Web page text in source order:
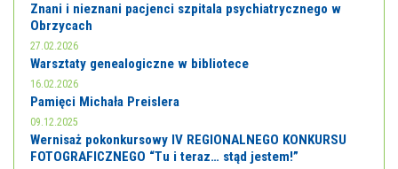
Znani i nieznani pacjenci szpitala psychiatrycznego w
Obrzycach
27.02.2026
Warsztaty genealogiczne w bibliotece
16.02.2026
Pamięci Michała Preislera
09.12.2025
Wernisaż pokonkursowy IV REGIONALNEGO KONKURSU
FOTOGRAFICZNEGO “Tu i teraz… stąd jestem!”